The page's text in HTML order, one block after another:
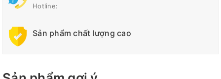
Hotline:
Sản phẩm chất lượng cao